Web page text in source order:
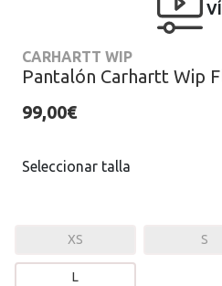
CARHARTT WIP
Pantalón Carhartt Wip
99,00€
Seleccionar talla
XS S
L